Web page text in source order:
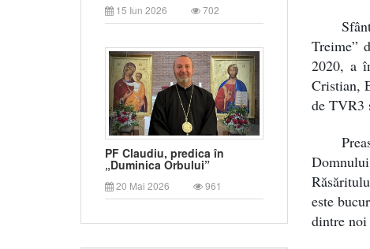
15 Iun 2026 702
PF Claudiu, predica în
„Duminica Orbului”
20 Mai 2026 961
Treime”
2020, a
Cristian,
de TVR3
este
dintre noi